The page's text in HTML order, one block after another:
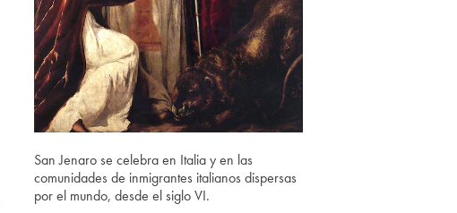
San Jenaro se celebra en Italia y en las
comunidades de inmigrantes italianos dispersas
por el mundo, desde el siglo VI.